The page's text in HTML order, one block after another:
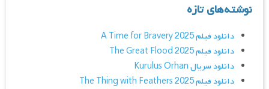
نوشته‌های تازه
دانلود فیلم A Time for Bravery 2025
دانلود فیلم The Great Flood 2025
دانلود سریال Kurulus Orhan
دانلود فیلم The Thing with Feathers 2025